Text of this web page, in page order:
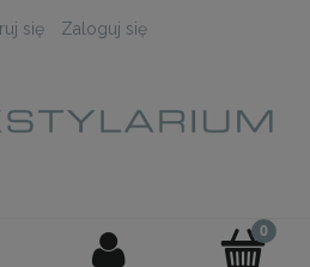
się Zaloguj się